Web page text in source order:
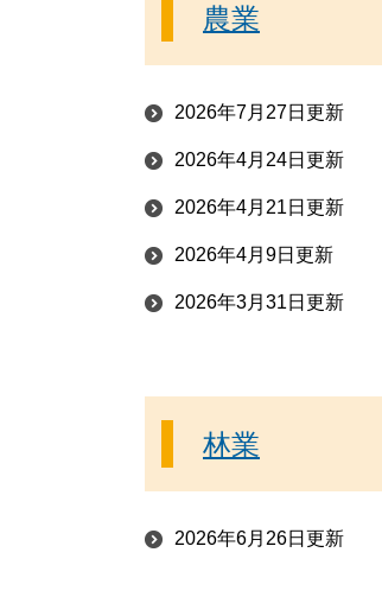
農業
2026年7月27日更新
2026年4月24日更新
2026年4月21日更新
2026年4月9日更新
2026年3月31日更新
林業
2026年6月26日更新